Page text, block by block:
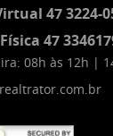
47 3224-
47
08h às 12h |